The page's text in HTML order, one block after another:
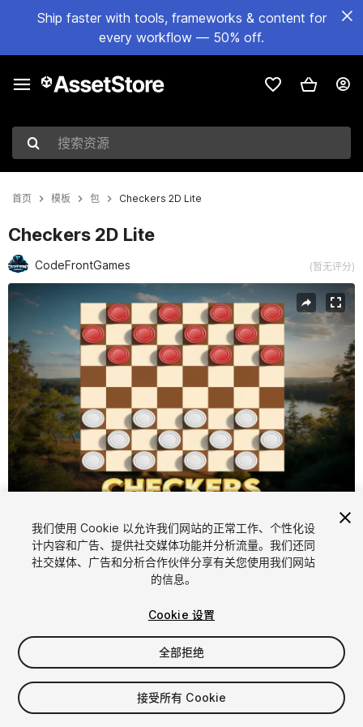
Ship faster with tools, frameworks & content for
every workflow — 50% off.
搜索资源
首页 模板 包 Checkers 2D Lite
Checkers 2D Lite
CodeFrontGames (暂无评分)
当前幻灯片：1 / 9
FREE
31viewsin the past week
我们使用 Cookie 以允许我们网站的正常工作、个性化设
计内容和广告、提供社交媒体功能并分析流量。我们还同
社交媒体、广告和分析合作伙伴分享有关您使用我们网站
的信息。
Cookie 设置
全部拒绝
接受所有 Cookie